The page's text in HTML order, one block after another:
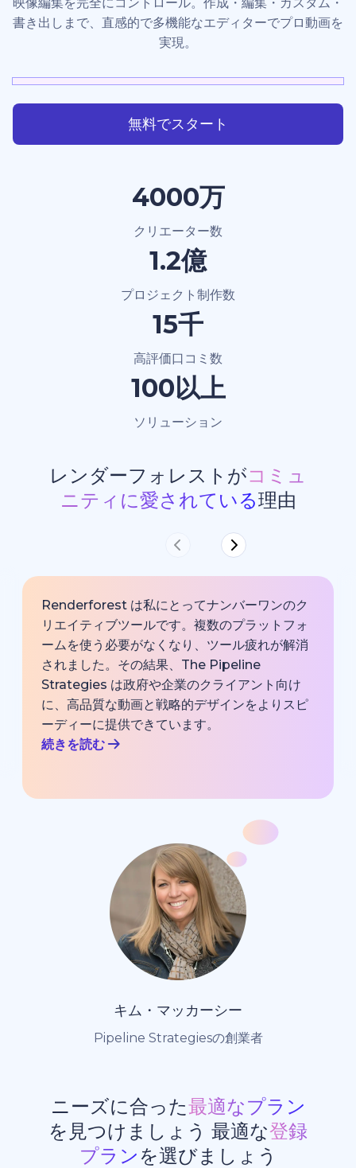
書き出しまで、直感的で多機能なエディターでプロ動画を
実現。
無料でスタート
4000万
クリエーター数
1.2億
プロジェクト制作数
15千
高評価口コミ数
100以上
ソリューション
レンダーフォレストがコミュ
ニティに愛されている理由
Renderforest は私にとってナンバーワンのク
リエイティブツールです。複数のプラットフォ
ームを使う必要がなくなり、ツール疲れが解消
されました。その結果、The Pipeline
Strategies は政府や企業のクライアント向け
に、高品質な動画と戦略的デザインをよりスピ
ーディーに提供できています。
続きを読む
キム・マッカーシー
Pipeline Strategiesの創業者
ニーズに合った最適なプラン
を見つけましょう 最適な登録
プランを選びましょう